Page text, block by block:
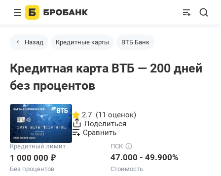
Назад Кредитные карты ВТБ Банк
Кредитная карта ВТБ — 200 дней
без процентов
2.7 (11 оценок)
Поделиться
Сравнить
Кредитный лимит
1 000 000 ₽
ПСК
47.000 - 49.900%
Без процентов Стоимость